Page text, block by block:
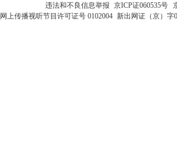
违法和不良信息举报 京ICP证060535号
网上传播视听节目许可证号 0102004 新出网证（京）